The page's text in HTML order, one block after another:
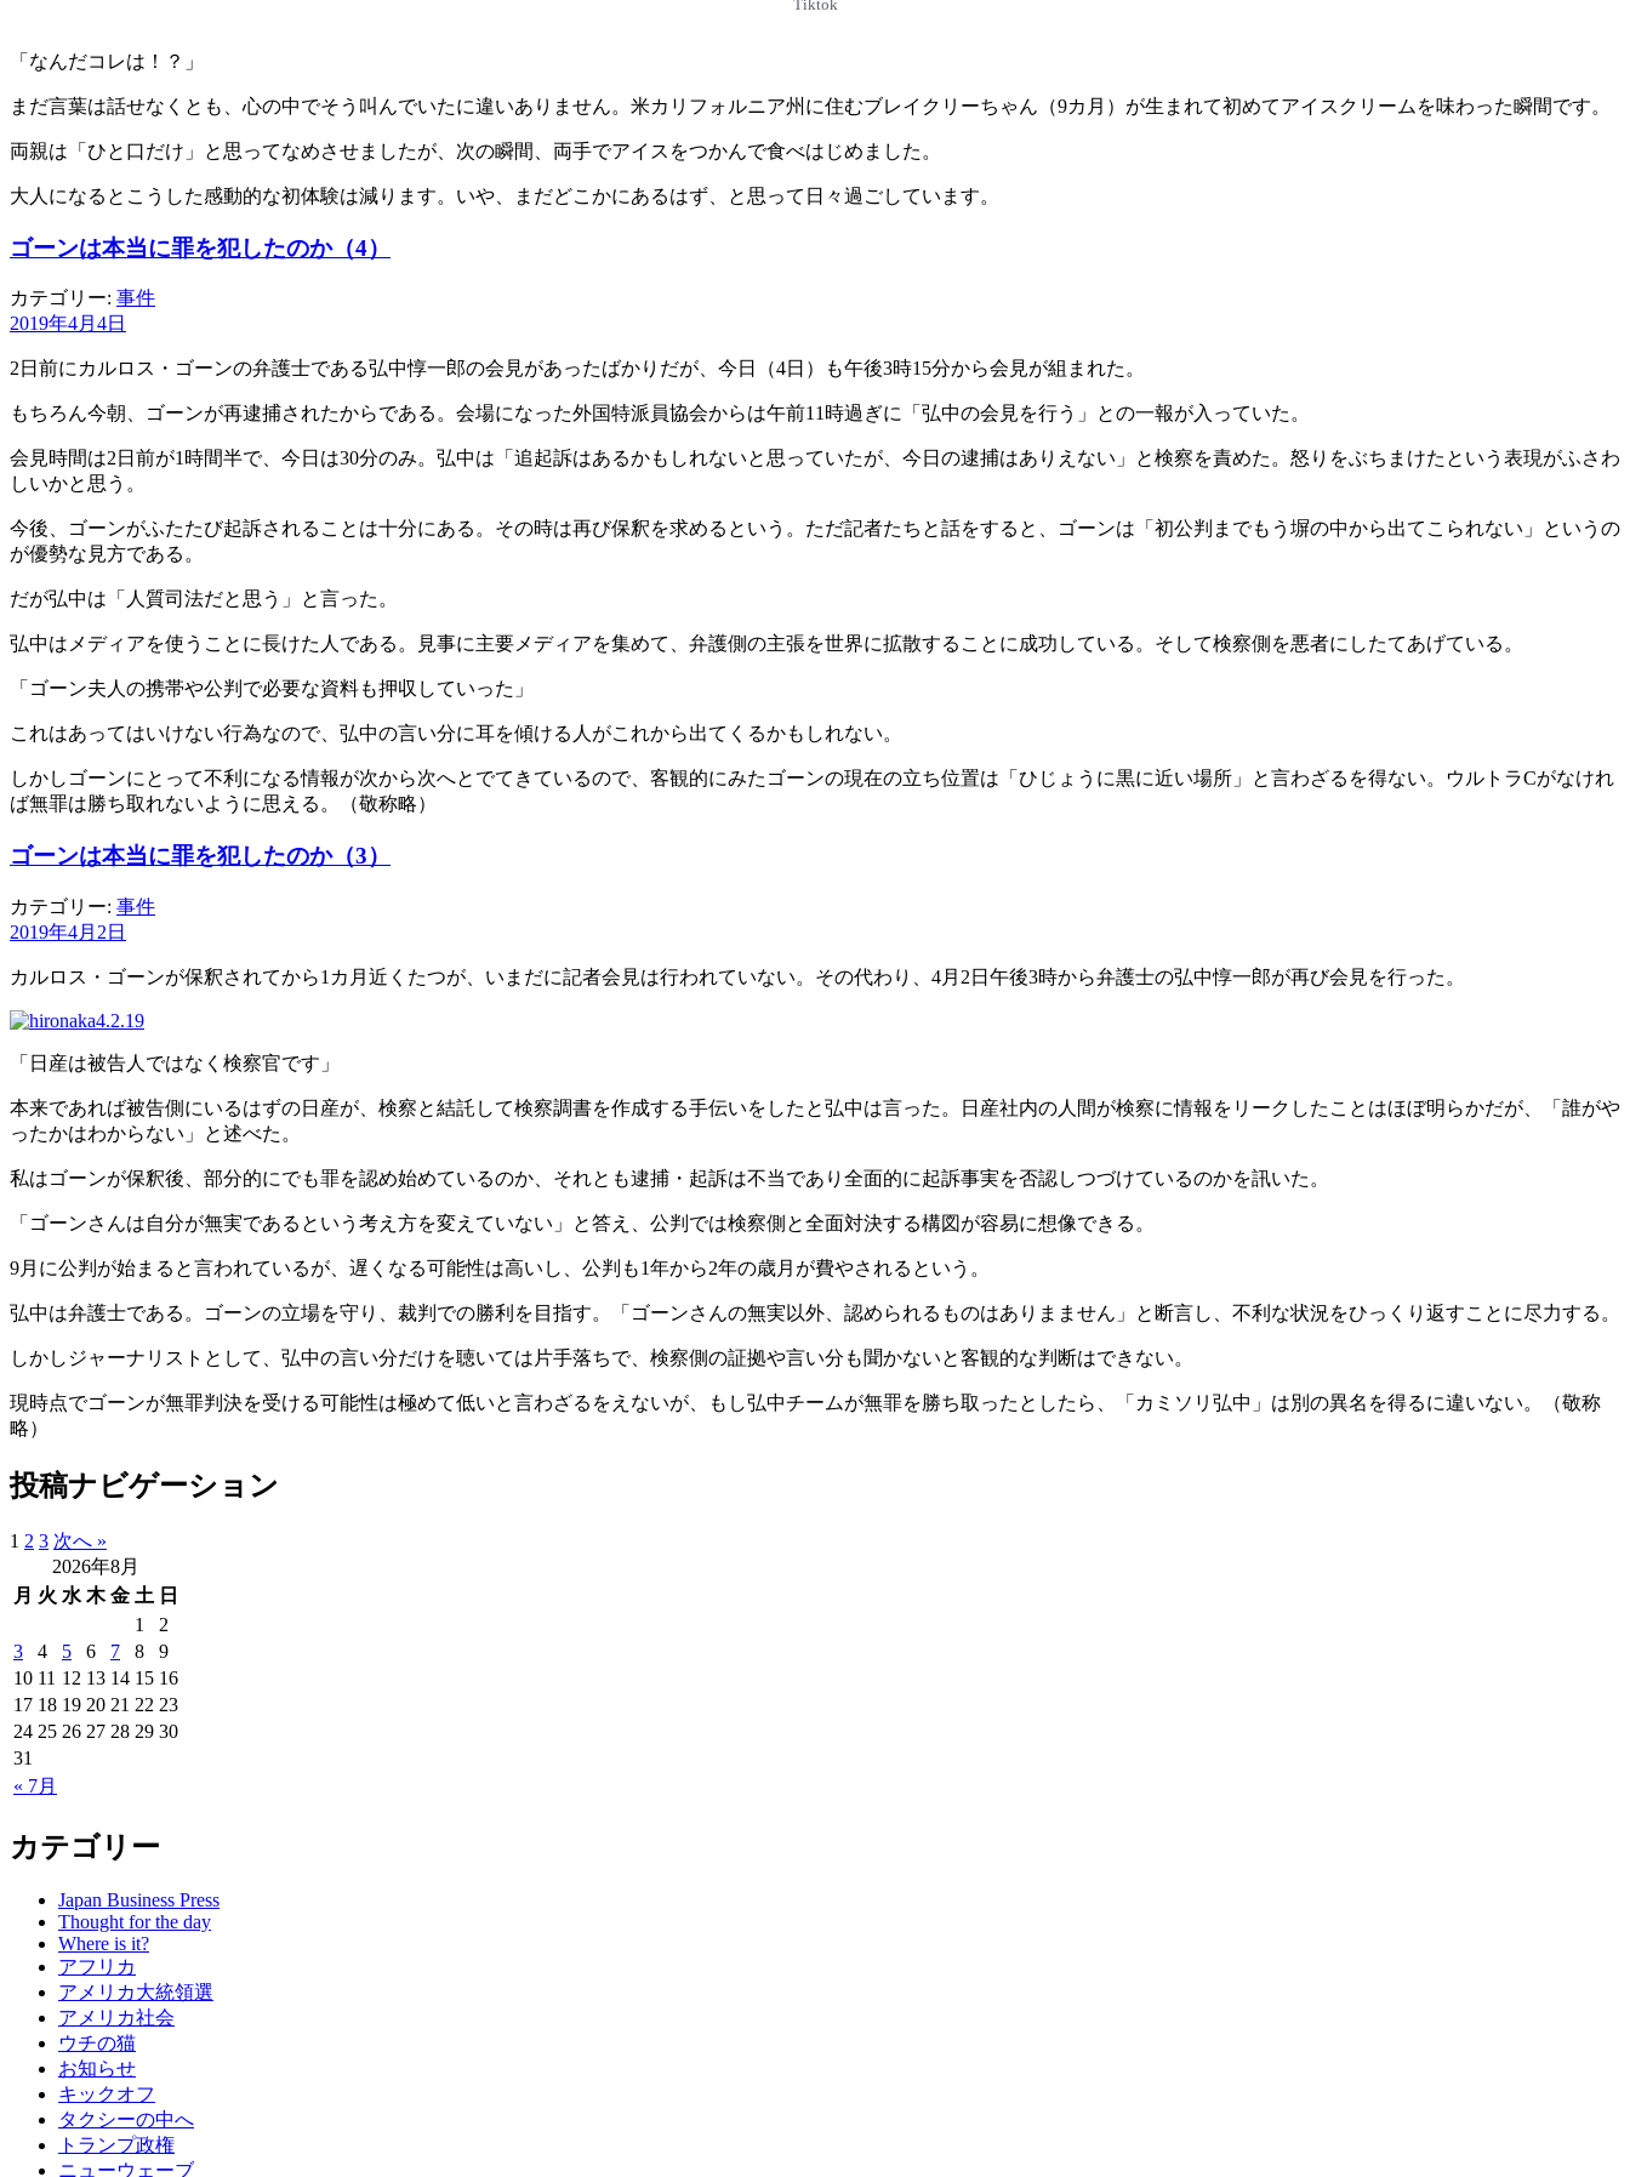
Tiktok
「なんだコレは！？」
まだ言葉は話せなくとも、心の中でそう叫んでいたに違いありません。米カリフォルニア州に住むブレイクリーちゃん（9カ月）が生まれて初めてアイスクリームを味わった瞬間です。
両親は「ひと口だけ」と思ってなめさせましたが、次の瞬間、両手でアイスをつかんで食べはじめました。
大人になるとこうした感動的な初体験は減ります。いや、まだどこかにあるはず、と思って日々過ごしています。
ゴーンは本当に罪を犯したのか（4）
カテゴリー: 事件
2019年4月4日
2日前にカルロス・ゴーンの弁護士である弘中惇一郎の会見があったばかりだが、今日（4日）も午後3時15分から会見が組まれた。
もちろん今朝、ゴーンが再逮捕されたからである。会場になった外国特派員協会からは午前11時過ぎに「弘中の会見を行う」との一報が入っていた。
会見時間は2日前が1時間半で、今日は30分のみ。弘中は「追起訴はあるかもしれないと思っていたが、今日の逮捕はありえない」と検察を責めた。怒りをぶちまけたという表現がふさわ
しいかと思う。
今後、ゴーンがふたたび起訴されることは十分にある。その時は再び保釈を求めるという。ただ記者たちと話をすると、ゴーンは「初公判までもう塀の中から出てこられない」というの
が優勢な見方である。
だが弘中は「人質司法だと思う」と言った。
弘中はメディアを使うことに長けた人である。見事に主要メディアを集めて、弁護側の主張を世界に拡散することに成功している。そして検察側を悪者にしたてあげている。
「ゴーン夫人の携帯や公判で必要な資料も押収していった」
これはあってはいけない行為なので、弘中の言い分に耳を傾ける人がこれから出てくるかもしれない。
しかしゴーンにとって不利になる情報が次から次へとでてきているので、客観的にみたゴーンの現在の立ち位置は「ひじょうに黒に近い場所」と言わざるを得ない。ウルトラCがなけれ
ば無罪は勝ち取れないように思える。（敬称略）
ゴーンは本当に罪を犯したのか（3）
カテゴリー: 事件
2019年4月2日
カルロス・ゴーンが保釈されてから1カ月近くたつが、いまだに記者会見は行われていない。その代わり、4月2日午後3時から弁護士の弘中惇一郎が再び会見を行った。
「日産は被告人ではなく検察官です」
本来であれば被告側にいるはずの日産が、検察と結託して検察調書を作成する手伝いをしたと弘中は言った。日産社内の人間が検察に情報をリークしたことはほぼ明らかだが、「誰がや
ったかはわからない」と述べた。
私はゴーンが保釈後、部分的にでも罪を認め始めているのか、それとも逮捕・起訴は不当であり全面的に起訴事実を否認しつづけているのかを訊いた。
「ゴーンさんは自分が無実であるという考え方を変えていない」と答え、公判では検察側と全面対決する構図が容易に想像できる。
9月に公判が始まると言われているが、遅くなる可能性は高いし、公判も1年から2年の歳月が費やされるという。
弘中は弁護士である。ゴーンの立場を守り、裁判での勝利を目指す。「ゴーンさんの無実以外、認められるものはありまません」と断言し、不利な状況をひっくり返すことに尽力する。
しかしジャーナリストとして、弘中の言い分だけを聴いては片手落ちで、検察側の証拠や言い分も聞かないと客観的な判断はできない。
現時点でゴーンが無罪判決を受ける可能性は極めて低いと言わざるをえないが、もし弘中チームが無罪を勝ち取ったとしたら、「カミソリ弘中」は別の異名を得るに違いない。（敬称
略）
投稿ナビゲーション
1 2 3 次へ »
2026年8月
月 火 水 木 金 土 日
« 7月
1
2
3
4 5 6 7 8
9
10 11 12 13 14 15 16
17 18 19 20 21 22 23
24 25 26 27 28 29 30
31
カテゴリー
Japan Business Press
Thought for the day
Where is it?
アフリカ
アメリカ大統領選
アメリカ社会
ウチの猫
お知らせ
キックオフ
タクシーの中へ
トランプ政権
ニューウェーブ